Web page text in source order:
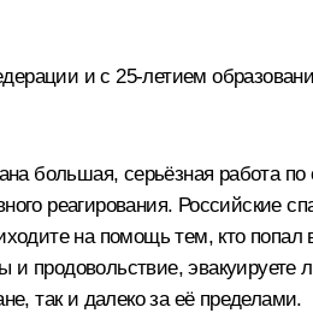
и с 25-летием
большая, серьёзная работа
реагирования. Российские
на помощь тем, кто
продовольствие,
так и далеко за её пределами.